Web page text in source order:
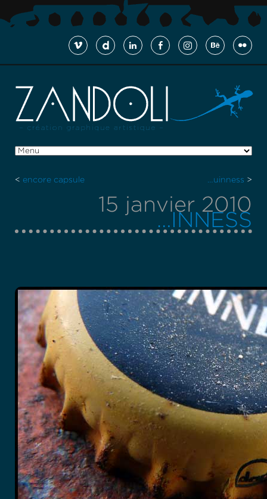
< encore capsule …uinness >
15 janvier 2010
…INNESS